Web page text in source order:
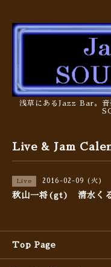
浅草にあるJazz Bar。音
Live & Jam
Live 2016-02-09 (火)
秋山一将(gt) 清水く
Top Page